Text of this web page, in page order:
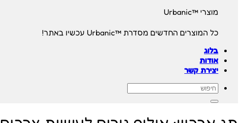
מוצרי ™Urbanic
כל המוצרים החדשים מסדרת ™Urbanic עכשיו באתר!
בלוג
אודות
יצירת קשר
חיפוש
עבור: